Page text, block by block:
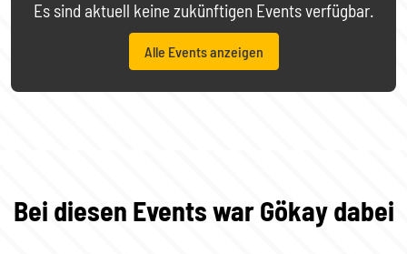
Es sind aktuell keine zukünftigen Events verfügbar.
Alle Events anzeigen
Bei diesen Events war Gökay dabei